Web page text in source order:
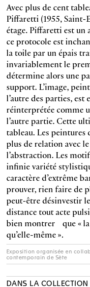
Avec plus de cent
Piffaretti (1955,
étage. Piffaretti est un
ce protocole est
la toile par un épais
invariablement le
détermine alors une
support. L’image,
l’autre des parties,
réinterprétée comme
l’autre partie. Cette
tableau. Les peintures
plus de relation avec
l’abstraction. Les
infinie variété
caractère d’extrême
prouver, rien faire de
peut-être désinvestir
distance tout acte
bien montrer que « la
qu’elle-même ».
Exposition organisée en
contemporain de Sète
DANS LA COLLECTION